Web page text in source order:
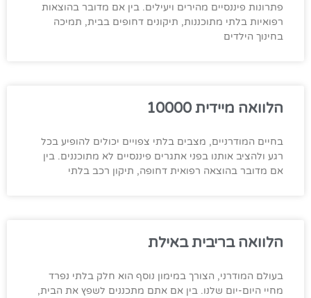
פתרונות פיננסיים מהירים ויעילים. בין אם מדובר בהוצאות
רפואיות בלתי מתוכננות, תיקונים דחופים בבית, תמיכה
בחינוך הילדים
הלוואה מיידית 10000
בחיים המודרניים, מצבים בלתי צפויים יכולים להופיע בכל
רגע ולהציב אותנו בפני אתגרים פיננסיים לא מתוכננים. בין
אם מדובר בהוצאה רפואית דחופה, תיקון רכב בלתי
הלוואה בריבית באילת
בעולם המודרני, הצורך במימון נוסף הוא חלק בלתי נפרד
מחיי היום-יום שלנו. בין אם אתם מתכננים לשפץ את הבית,